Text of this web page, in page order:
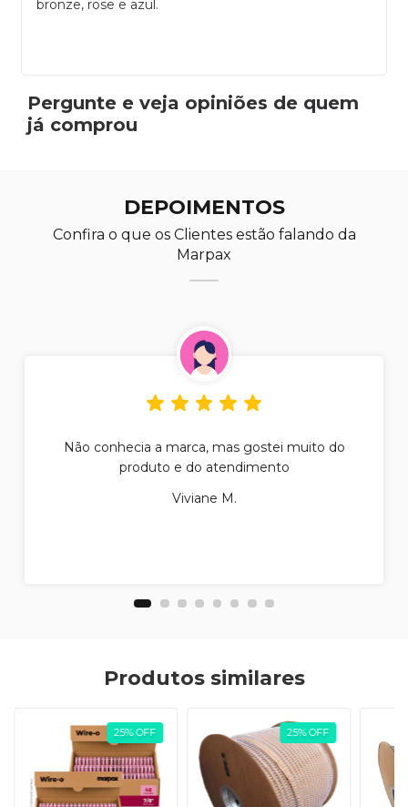
bronze, rose e azul.
Pergunte e veja opiniões de quem
já comprou
DEPOIMENTOS
Confira o que os Clientes estão falando da
Marpax
Não conhecia a marca, mas gostei muito do
produto e do atendimento
Viviane M.
Produtos similares
25%OFF 25%OFF